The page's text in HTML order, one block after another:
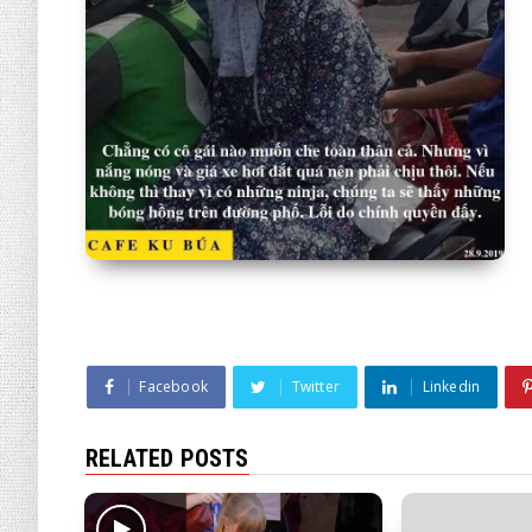
Facebook Twitter Linkedin
RELATED POSTS